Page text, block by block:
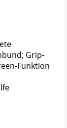
Grip-
Funktion